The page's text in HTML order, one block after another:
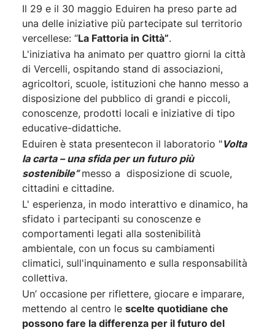
Il 29 e il 30 maggio Eduiren ha preso parte ad
una delle iniziative più partecipate sul territorio
vercellese: “La Fattoria in Città”.
L'iniziativa ha animato per quattro giorni la città
di Vercelli, ospitando stand di associazioni,
agricoltori, scuole, istituzioni che hanno messo a
disposizione del pubblico di grandi e piccoli,
conoscenze, prodotti locali e iniziative di tipo
educative-didattiche.
Eduiren è stata presentecon il laboratorio "Volta
la carta – una sfida per un futuro più
sostenibile”messo a disposizione di scuole,
cittadini e cittadine.
L' esperienza, in modo interattivo e dinamico, ha
sfidato i partecipanti su conoscenze e
comportamenti legati alla sostenibilità
ambientale, con un focus su cambiamenti
climatici, sull'inquinamento e sulla responsabilità
collettiva.
Un’ occasione per riflettere, giocare e imparare,
mettendo al centro le scelte quotidiane che
possono fare la differenza per il futuro del